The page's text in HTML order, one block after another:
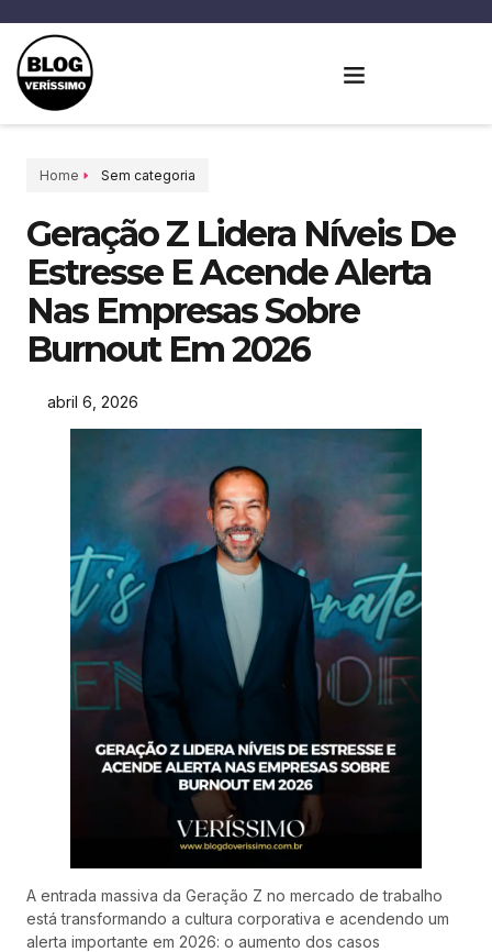
Home Sem categoria
Geração Z Lidera Níveis De
Estresse E Acende Alerta
Nas Empresas Sobre
Burnout Em 2026
abril 6, 2026
A entrada massiva da Geração Z no mercado de trabalho
está transformando a cultura corporativa e acendendo um
alerta importante em 2026: o aumento dos casos